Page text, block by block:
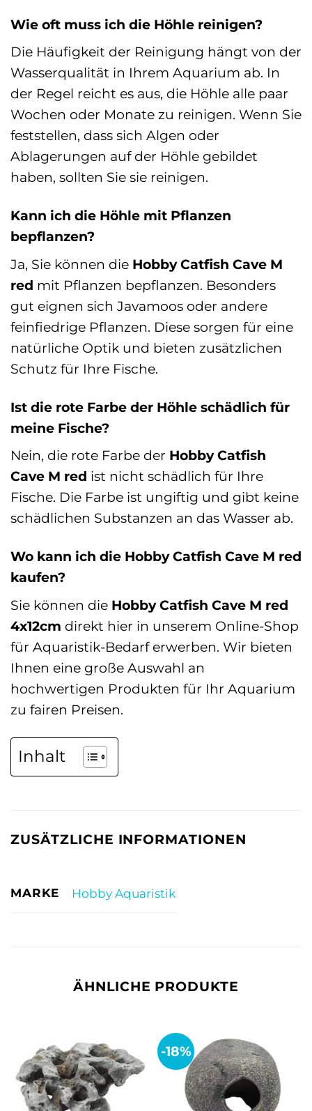
Wie oft muss ich die Höhle reinigen?
Die Häufigkeit der Reinigung hängt von der
Wasserqualität in Ihrem Aquarium ab. In
der Regel reicht es aus, die Höhle alle paar
Wochen oder Monate zu reinigen. Wenn Sie
feststellen, dass sich Algen oder
Ablagerungen auf der Höhle gebildet
haben, sollten Sie sie reinigen.
Kann ich die Höhle mit Pflanzen
bepflanzen?
Ja, Sie können die Hobby Catfish Cave M
red mit Pflanzen bepflanzen. Besonders
gut eignen sich Javamoos oder andere
feinfiedrige Pflanzen. Diese sorgen für eine
natürliche Optik und bieten zusätzlichen
Schutz für Ihre Fische.
Ist die rote Farbe der Höhle schädlich für
meine Fische?
Nein, die rote Farbe der Hobby Catfish
Cave M red ist nicht schädlich für Ihre
Fische. Die Farbe ist ungiftig und gibt keine
schädlichen Substanzen an das Wasser ab.
Wo kann ich die Hobby Catfish Cave M red
kaufen?
Sie können die Hobby Catfish Cave M red
4x12cm direkt hier in unserem Online-Shop
für Aquaristik-Bedarf erwerben. Wir bieten
Ihnen eine große Auswahl an
hochwertigen Produkten für Ihr Aquarium
zu fairen Preisen.
Inhalt
ZUSÄTZLICHE INFORMATIONEN
MARKE Hobby Aquaristik
ÄHNLICHE PRODUKTE
-18%